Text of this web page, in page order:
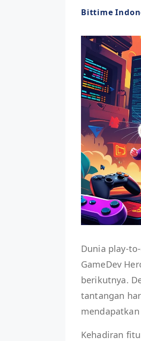
Bittime
Dunia play-
GameDev
berikutnya.
tantangan
Kehadiran